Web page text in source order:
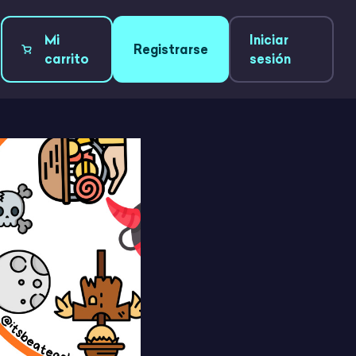
Mi
carrito
Registrarse
Iniciar
sesión